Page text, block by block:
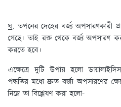
ঘ. তপনের দেহের বর্জ্য অপসারণকারী
গেছে। তাই রক্ত থেকে বর্জ্য অপসারণ
করতে হবে।
এক্ষেত্রে দুটি উপায় হলো
পদ্ধতির মধ্যে দ্রুত বর্জ্য অপসারণের
নিম্নে তা বিশ্লেষণ করা হলো-